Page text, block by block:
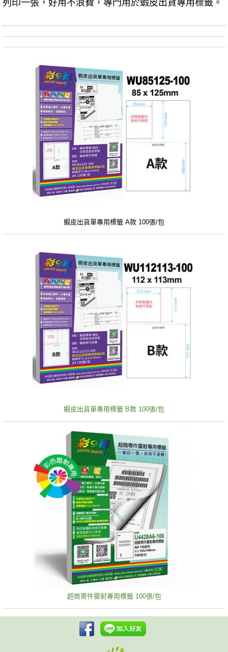
列印一張，好用不浪費，專門用於蝦皮出貨專用標籤。
蝦皮出貨單專用標籤 A款 100張/包
蝦皮出貨單專用標籤 B款 100張/包
超商寄件雷射專用標籤 100張/包